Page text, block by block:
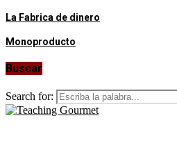
La Fabrica de dinero
Monoproducto
Buscar
Search for: